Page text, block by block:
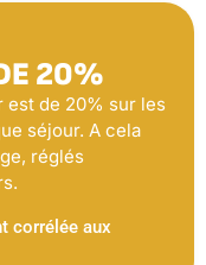
20%
est de 20% sur les
séjour. A cela
réglés
corrélée aux